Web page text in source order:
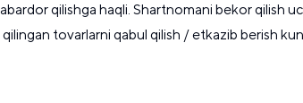
qilishga haqli. Shartnomani bekor qilish
tovarlarni qabul qilish / etkazib berish